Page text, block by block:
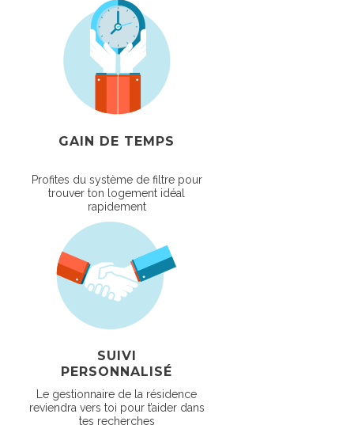
GAIN DE TEMPS
Profites du système de filtre pour
trouver ton logement idéal
rapidement
SUIVI
PERSONNALISÉ
Le gestionnaire de la résidence
reviendra vers toi pour t’aider dans
tes recherches